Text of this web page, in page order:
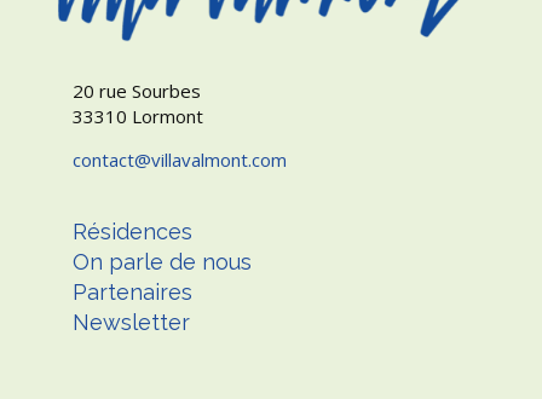
20 rue Sourbes
33310 Lormont
contact
villavalmont.com
Résidences
On parle de nous
Partenaires
Newsletter